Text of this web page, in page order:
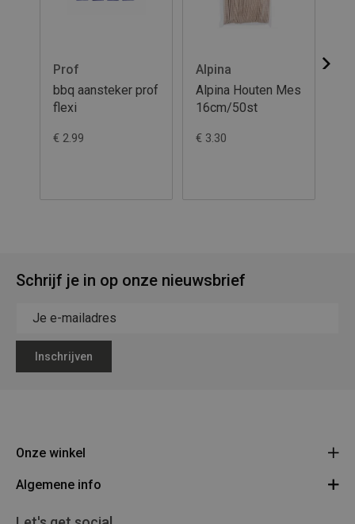
Prof
bbq aansteker prof
flexi
€ 2.99
Alpina
Alpina Houten Mes
16cm/50st
€ 3.30
Schrijf je in op onze nieuwsbrief
Inschrijven
Onze winkel
Legerstock Teunissen
Route
Algemene info
Algemene voorwaarden